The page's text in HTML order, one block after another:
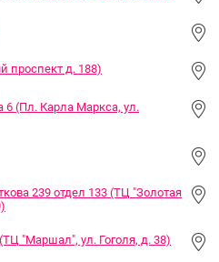
проспект д. 188)
(Пл. Карла Маркса, ул.
239 отдел 133 (ТЦ "Золотая
"Маршал", ул. Гоголя, д. 38)